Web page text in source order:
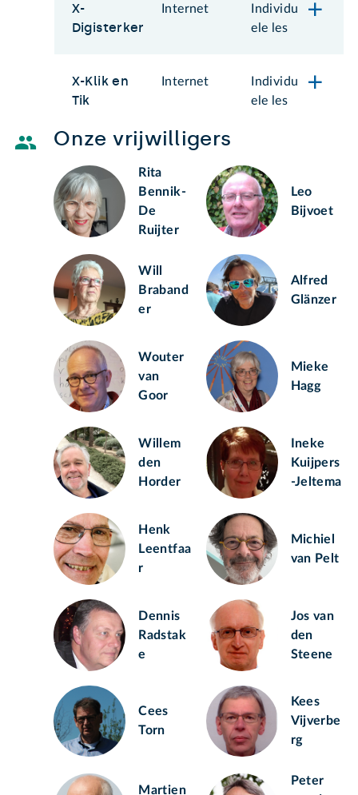
X-
Digisterker
Internet
Individu
ele les
X-Klik en
Tik
Internet
Individu
ele les
Onze vrijwilligers
Rita
Bennik-
De
Ruijter
Leo
Bijvoet
Will
Braband
er
Alfred
Glänzer
Wouter
van
Goor
Mieke
Hagg
Willem
den
Horder
Ineke
Kuijpers
-Jeltema
Henk
Leentfaa
r
Michiel
van Pelt
Dennis
Radstak
e
Jos van
den
Steene
Cees
Torn
Kees
Vijverbe
rg
Martien
Peter